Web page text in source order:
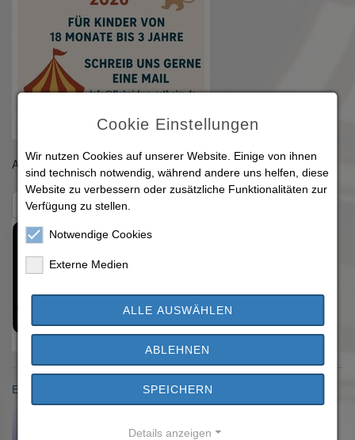
Ab August 2026 für Kinder von 18 Monaten bis 3 Jahre frei
Zurück zur Übersicht
Einwohnermeldeamt
Cookie Einstellungen
Wir nutzen Cookies auf unserer Website. Einige von ihnen
sind technisch notwendig, während andere uns helfen, diese
Website zu verbessern oder zusätzliche Funktionalitäten zur
Verfügung zu stellen.
Notwendige Cookies
Externe Medien
ALLE AUSWÄHLEN
ABLEHNEN
SPEICHERN
Details anzeigen